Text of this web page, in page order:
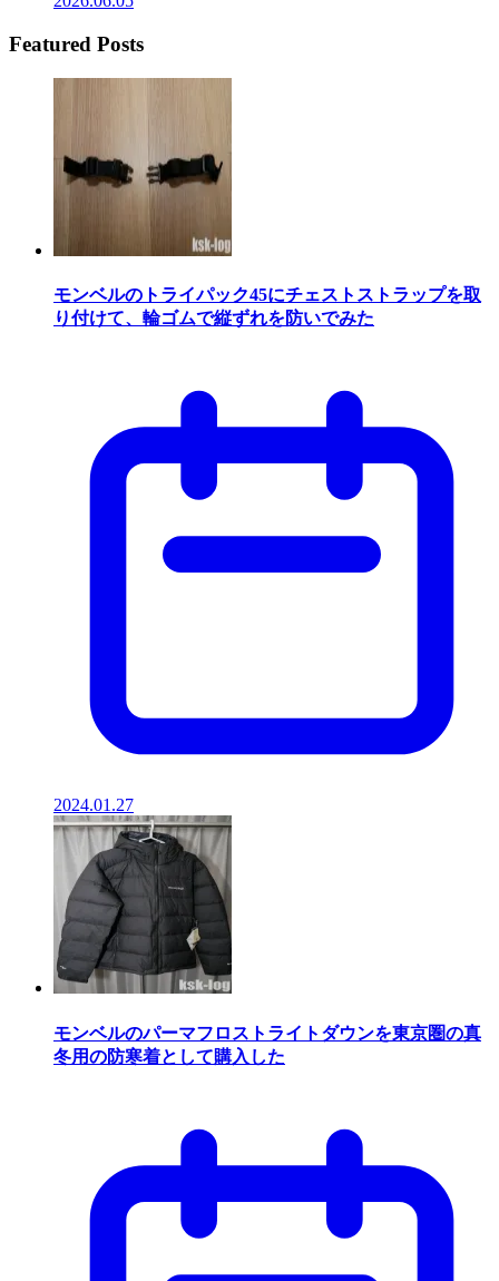
Featured Posts
モンベルのトライパック45にチェストストラップを取
り付けて、輪ゴムで縦ずれを防いでみた
2024.01.27
モンベルのパーマフロストライトダウンを東京圏の真
冬用の防寒着として購入した